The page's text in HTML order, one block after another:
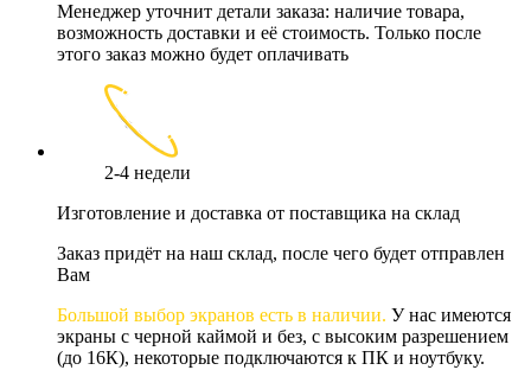
Менеджер уточнит детали заказа: наличие товара,
возможность доставки и её стоимость. Только после
этого заказ можно будет оплачивать
2-4 недели
Изготовление и доставка от поставщика на склад
Заказ придёт на наш склад, после чего будет отправлен
Вам
Большой выбор экранов есть в наличии. У нас имеются
экраны с черной каймой и без, с высоким разрешением
(до 16К), некоторые подключаются к ПК и ноутбуку.